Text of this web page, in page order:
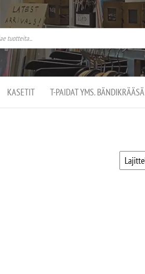
KASETIT T-PAIDAT YMS. BÄNDIKRÄÄSÄ